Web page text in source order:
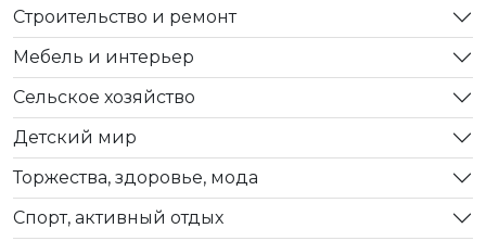
Строительство и ремонт
Мебель и интерьер
Сельское хозяйство
Детский мир
Торжества, здоровье, мода
Спорт, активный отдых